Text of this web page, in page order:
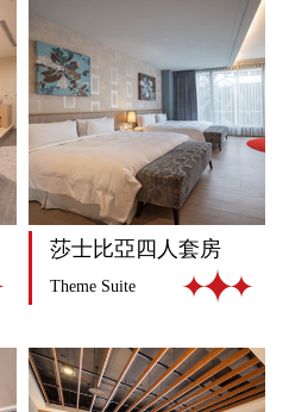
莎士比亞四人套房
Theme Suite